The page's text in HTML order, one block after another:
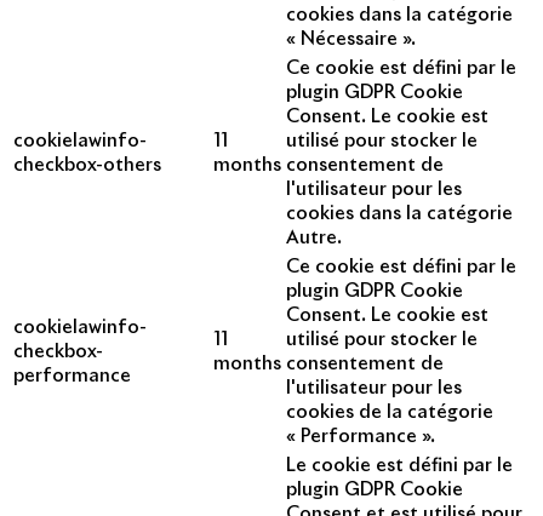
cookies dans la catégorie
« Nécessaire ».
cookielawinfo-
checkbox-others
months
Ce cookie est défini par le
plugin GDPR Cookie
Consent. Le cookie est
utilisé pour stocker le
consentement de
l'utilisateur pour les
cookies dans la catégorie
Autre.
cookielawinfo-
checkbox-
performance
months
Ce cookie est défini par le
plugin GDPR Cookie
Consent. Le cookie est
utilisé pour stocker le
consentement de
l'utilisateur pour les
cookies de la catégorie
« Performance ».
Le cookie est défini par le
plugin GDPR Cookie